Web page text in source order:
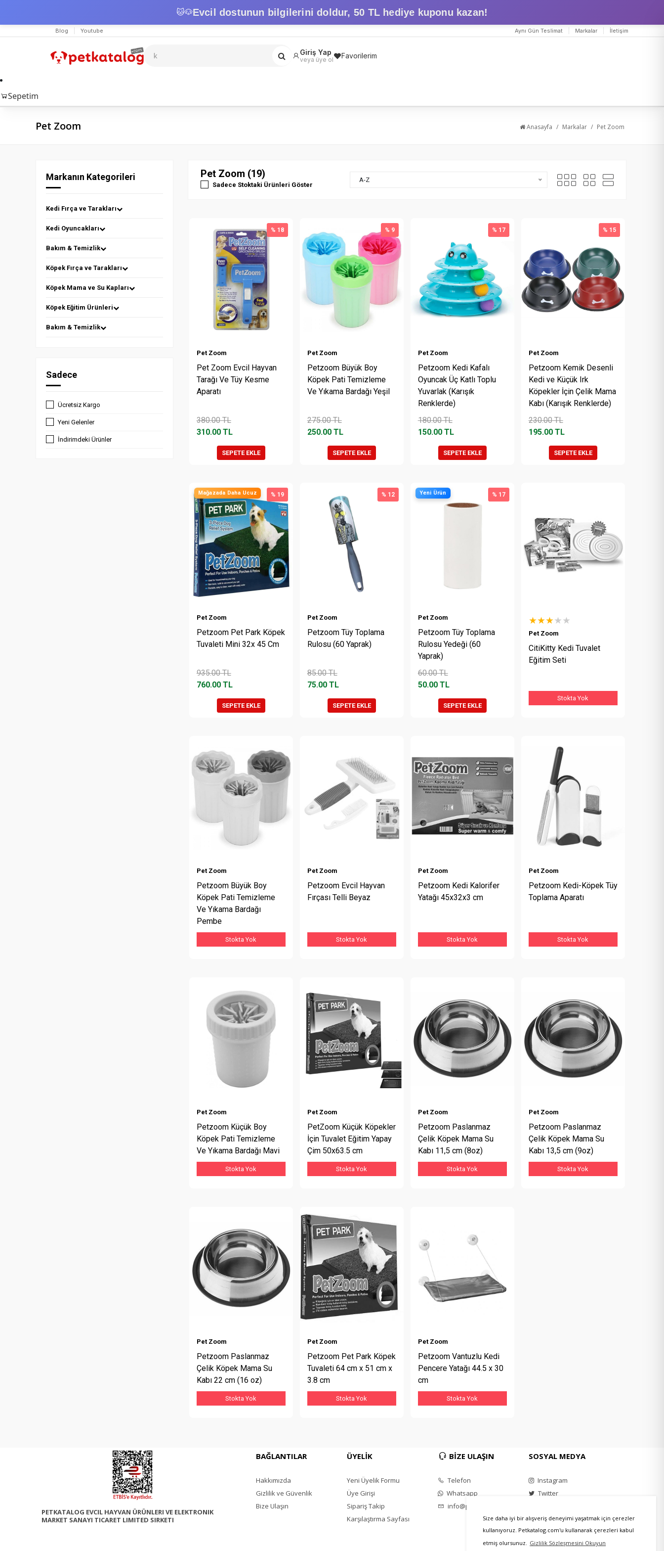
Size daha iyi bir alışveriş deneyimi yaşatmak için çerezler
kullanıyoruz. Petkatalog.com'u kullanarak çerezleri kabul
etmiş olursunuz. Gizlilik Sözleşmesini Okuyun
🐱🐶Evcil dostunun bilgilerini doldur, 50 TL hediye kuponu kazan!
Blog Youtube Aynı Gün Teslimat Markalar İletişim
Giriş Yap
veya üye ol Favorilerim
Sepetim
Pet Zoom Anasayfa / Markalar / Pet Zoom
Markanın Kategorileri
Kedi Fırça ve Tarakları
Kedi Oyuncakları
Bakım & Temizlik
Köpek Fırça ve Tarakları
Köpek Mama ve Su Kapları
Köpek Eğitim Ürünleri
Bakım & Temizlik
Sadece
Ücretsiz Kargo
Yeni Gelenler
İndirimdeki Ürünler
Pet Zoom (19)
Sadece Stoktaki Ürünleri Göster
A-Z
Pet Zoom
Pet Zoom Evcil Hayvan
Tarağı Ve Tüy Kesme
Aparatı
380.00TL
310.00TL
% 18
SEPETE EKLE
Pet Zoom
Petzoom Büyük Boy
Köpek Pati Temizleme
Ve Yıkama Bardağı Yeşil
275.00TL
250.00TL
% 9
SEPETE EKLE
Pet Zoom
Petzoom Kedi Kafalı
Oyuncak Üç Katlı Toplu
Yuvarlak (Karışık
Renklerde)
180.00TL
150.00TL
% 17
SEPETE EKLE
Pet Zoom
Petzoom Kemik Desenli
Kedi ve Küçük Irk
Köpekler İçin Çelik Mama
Kabı (Karışık Renklerde)
230.00TL
195.00TL
% 15
SEPETE EKLE
Mağazada Daha Ucuz
Pet Zoom
Petzoom Pet Park Köpek
Tuvaleti Mini 32x 45 Cm
935.00TL
760.00TL
% 19
SEPETE EKLE
Pet Zoom
Petzoom Tüy Toplama
Rulosu (60 Yaprak)
85.00TL
75.00TL
% 12
SEPETE EKLE
Yeni Ürün
Pet Zoom
Petzoom Tüy Toplama
Rulosu Yedeği (60
Yaprak)
60.00TL
50.00TL
% 17
SEPETE EKLE
★★★★★
Pet Zoom
CitiKitty Kedi Tuvalet
Eğitim Seti
Stokta Yok
Pet Zoom
Petzoom Büyük Boy
Köpek Pati Temizleme
Ve Yıkama Bardağı
Pembe
Stokta Yok
Pet Zoom
Petzoom Evcil Hayvan
Fırçası Telli Beyaz
Stokta Yok
Pet Zoom
Petzoom Kedi Kalorifer
Yatağı 45x32x3 cm
Stokta Yok
Pet Zoom
Petzoom Kedi-Köpek Tüy
Toplama Aparatı
Stokta Yok
Pet Zoom
Petzoom Küçük Boy
Köpek Pati Temizleme
Ve Yıkama Bardağı Mavi
Stokta Yok
Pet Zoom
PetZoom Küçük Köpekler
İçin Tuvalet Eğitim Yapay
Çim 50x63.5 cm
Stokta Yok
Pet Zoom
Petzoom Paslanmaz
Çelik Köpek Mama Su
Kabı 11,5 cm (8oz)
Stokta Yok
Pet Zoom
Petzoom Paslanmaz
Çelik Köpek Mama Su
Kabı 13,5 cm (9oz)
Stokta Yok
Pet Zoom
Petzoom Paslanmaz
Çelik Köpek Mama Su
Kabı 22 cm (16 oz)
Stokta Yok
Pet Zoom
Petzoom Pet Park Köpek
Tuvaleti 64 cm x 51 cm x
3.8 cm
Stokta Yok
Pet Zoom
Petzoom Vantuzlu Kedi
Pencere Yatağı 44.5 x 30
cm
Stokta Yok
PETKATALOG EVCIL HAYVAN ÜRÜNLERI VE ELEKTRONIK
MARKET SANAYI TICARET LIMITED SIRKETI
BAĞLANTILAR
Hakkımızda
Gizlilik ve Güvenlik
Bize Ulaşın
ÜYELİK
Yeni Üyelik Formu
Üye Girişi
Sipariş Takip
Karşılaştırma Sayfası
BİZE ULAŞIN
Telefon
Whatsapp
info@petkatalog.com
SOSYAL MEDYA
Instagram
Twitter
Facebook